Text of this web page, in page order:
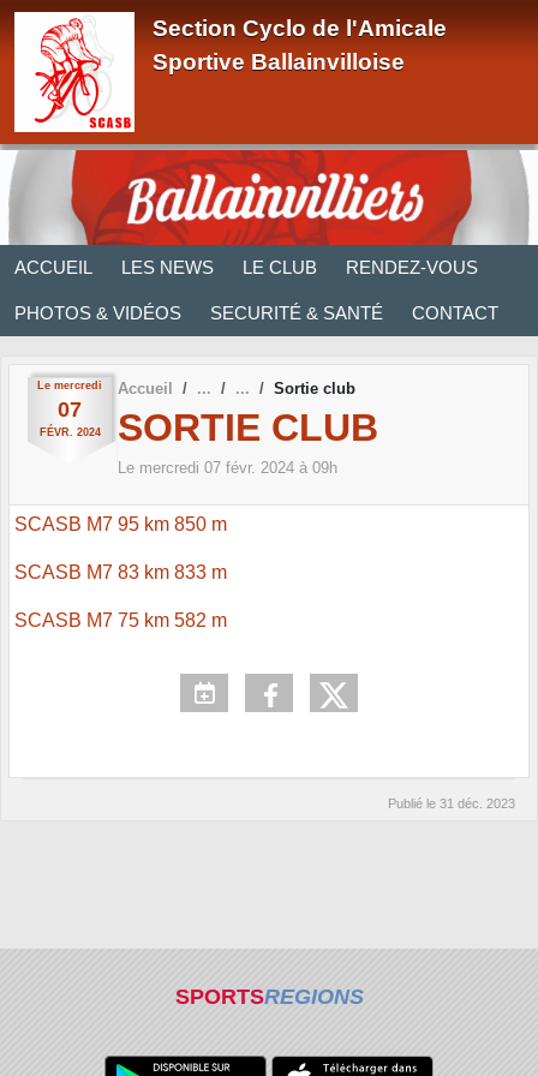
Section Cyclo de l'Amicale
Sportive Ballainvilloise
ACCUEIL LES NEWS LE CLUB RENDEZ-VOUS
PHOTOS & VIDÉOS SECURITÉ & SANTÉ CONTACT
Le mercredi
07
FÉVR. 2024
Accueil Sortie club
SORTIE CLUB
Le mercredi 07 févr. 2024 à 09h
SCASB M7 95 km 850 m
SCASB M7 83 km 833 m
SCASB M7 75 km 582 m
Publié le 31 déc. 2023
SPORTSREGIONS
Panneau de gestion des cookies